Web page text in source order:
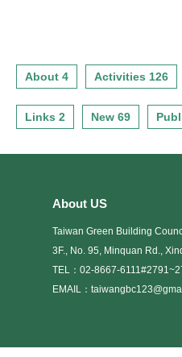
光性所留設之退縮距離後，將
次要空間配置於面向左右兩側
鄰房，而客廳主臥等主要空間
則採面向中庭方式，運用大面
空間中。本案之設計建蔽率僅
極大的基地空間可以著墨於景
鄰房眾多，固本案外觀立面上
採用了簡樸的建材，並以柔和
的色彩變化搭配，使得本案有
新的氣息。綠建築設計指標評
指標 5.污水垃圾改善指標
About 4 Activities 126
Links 2 New 69
About US
Taiwan Green Building
3F., No. 95, Minquan Rd.,
TEL：02-8667-
EMAIL：